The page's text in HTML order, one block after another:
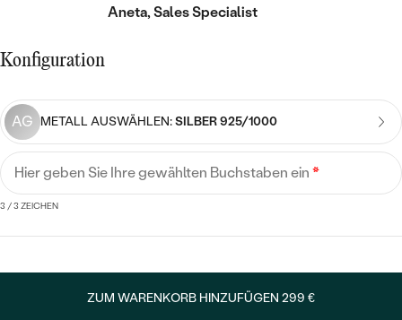
Meistverkaufte
MIT FARBIGEN DIAMANTEN
MIT SCHWARZEN DIAMANTEN
MIT EDELSTEIN
PLATIN
NACH STEIN
DIAMANTSCHMUCK
EDELSTEINSCHMUCK
SCHMUCK MIT LAB GROWN
PERLENSCHMUCK
NACH PREIS
LUXURIÖSE
MIT DIAMANT
MIT EDELSTEIN
PERLENKETTEN
NACH PREIS
PREISWERTE
LUXURIÖSE
PREISWERTE
LUXURIÖSE
Aneta, Sales Specialist
Konfiguration
AG METALL AUSWÄHLEN:SILBER 925/1000
Hier geben Sie Ihre gewählten Buchstaben ein *
3 / 3 ZEICHEN
ZUM WARENKORB HINZUFÜGEN 299 €